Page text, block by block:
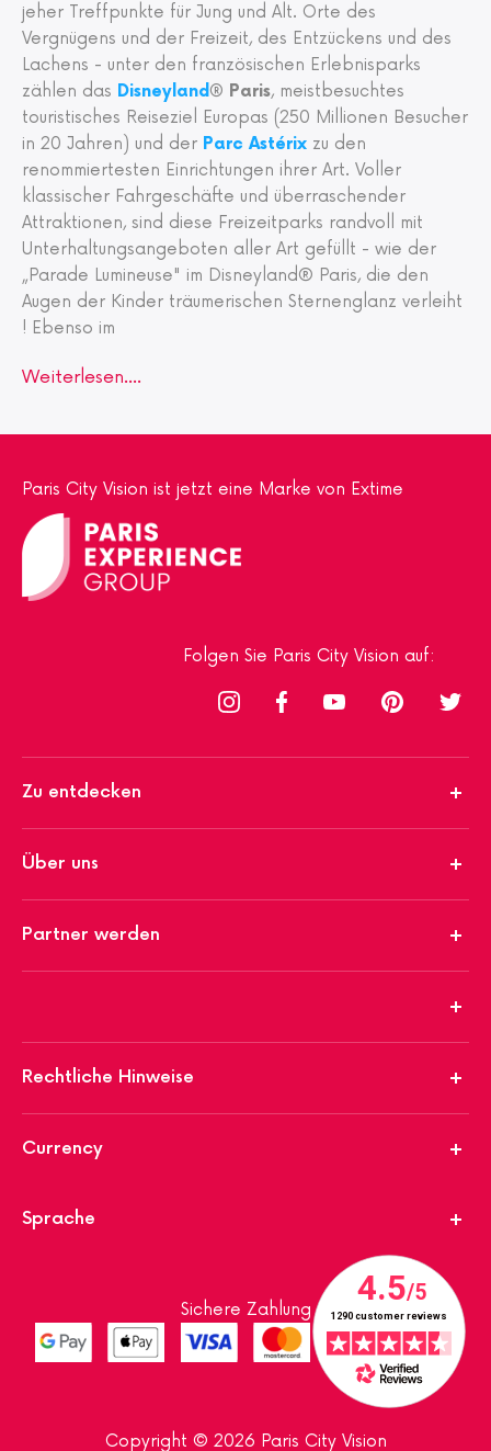
jeher Treffpunkte für Jung und Alt. Orte des
Vergnügens und der Freizeit, des Entzückens und des
Lachens - unter den französischen Erlebnisparks
zählen das Disneyland ® Paris, meistbesuchtes
touristisches Reiseziel Europas (250 Millionen Besucher
in 20 Jahren) und der Parc Astérix zu den
renommiertesten Einrichtungen ihrer Art. Voller
klassischer Fahrgeschäfte und überraschender
Attraktionen, sind diese Freizeitparks randvoll mit
Unterhaltungsangeboten aller Art gefüllt - wie der
„Parade Lumineuse" im Disneyland® Paris, die den
Augen der Kinder träumerischen Sternenglanz verleiht
! Ebenso im
Weiterlesen....
Paris City Vision ist jetzt eine Marke von Extime
Folgen Sie Paris City Vision auf:
Zu entdecken
Über uns
Partner werden
Rechtliche Hinweise
Currency
Sprache
Sichere Zahlung
Copyright © 2026 Paris City Vision